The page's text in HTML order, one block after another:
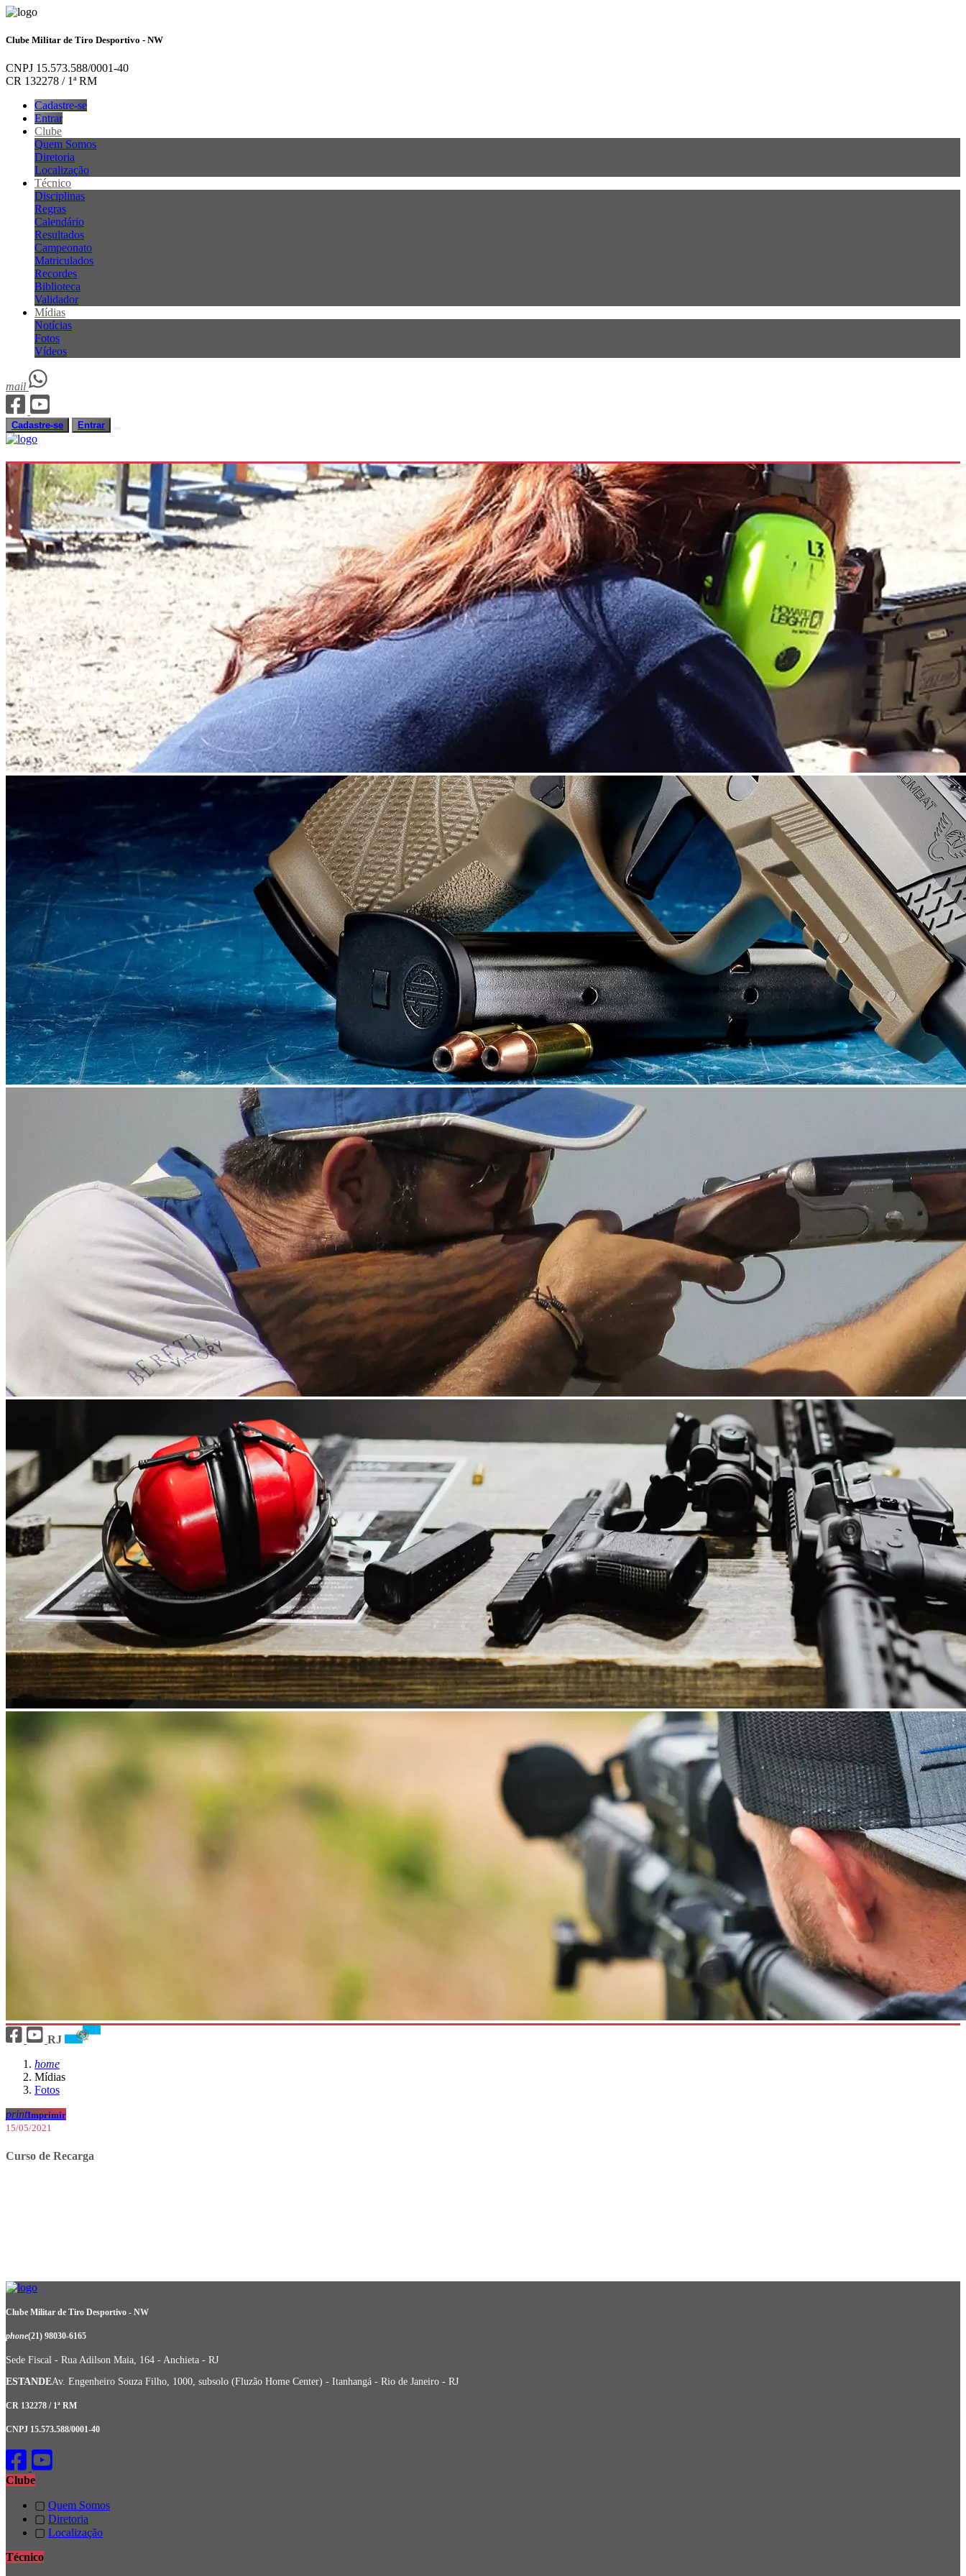
Clube Militar de Tiro Desportivo - NW
CNPJ 15.573.588/0001-40
CR 132278 / 1ª RM
Cadastre-se
Entrar
Clube
Quem Somos
Diretoria
Localização
Técnico
Disciplinas
Regras
Calendário
Resultados
Campeonato
Matriculados
Recordes
Biblioteca
Validador
Mídias
Notícias
Fotos
Vídeos
mail
Cadastre-se Entrar
RJ
home
Mídias
Fotos
printImprimir
15/05/2021
Curso de Recarga
Clube Militar de Tiro Desportivo - NW
phone(21) 98030-6165
Sede Fiscal - Rua Adilson Maia, 164 - Anchieta - RJ
ESTANDEAv. Engenheiro Souza Filho, 1000, subsolo (Fluzão Home Center) - Itanhangá - Rio de Janeiro - RJ
CR 132278 / 1ª RM
CNPJ 15.573.588/0001-40
Clube
▢ Quem Somos
▢ Diretoria
▢ Localização
Técnico